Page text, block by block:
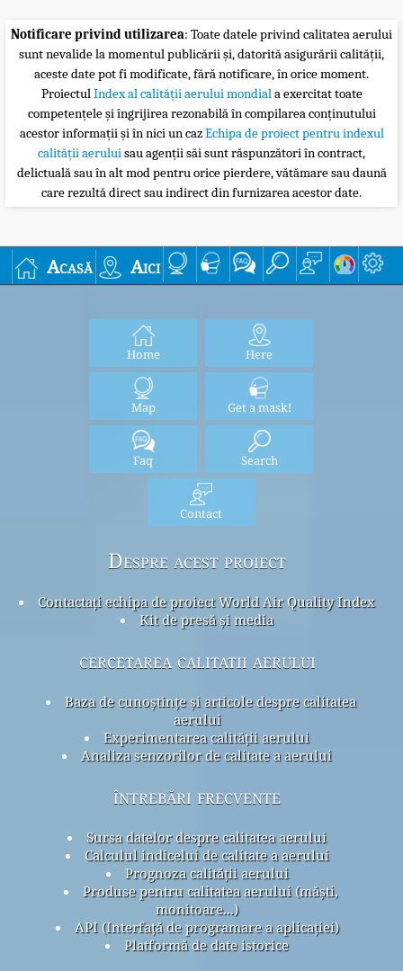
Notificare privind utilizarea: Toate datele privind calitatea aerului
sunt nevalide la momentul publicării și, datorită asigurării calității,
aceste date pot fi modificate, fără notificare, în orice moment.
ProiectulIndex al calității aerului mondiala exercitat toate
competențele și îngrijirea rezonabilă în compilarea conținutului
acestor informații și în nici un cazEchipa de proiect pentru indexul
calității aeruluisau agenții săi sunt răspunzători în contract,
delictuală sau în alt mod pentru orice pierdere, vătămare sau daună
care rezultă direct sau indirect din furnizarea acestor date.
Acasă Aici
Home Here
Map Get a mask!
Faq Search
Contact
Despre acest proiect
Contactați echipa de proiect World Air Quality Index
Kit de presă și media
cercetarea calitatii aerului
Baza de cunoștințe și articole despre calitatea
aerului
Experimentarea calității aerului
Analiza senzorilor de calitate a aerului
întrebări frecvente
Sursa datelor despre calitatea aerului
Calculul indicelui de calitate a aerului
Prognoza calității aerului
Produse pentru calitatea aerului (măști,
monitoare...)
API (Interfață de programare a aplicației)
Platformă de date istorice